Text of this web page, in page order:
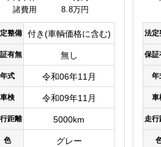
諸費用
8.8万円
整備 付き(車輌価格に含む)
有無 無し
年式 令和06年11月
車検 令和09年11月
距離 5000km
色 グレー
法定
保証
年
車
走行